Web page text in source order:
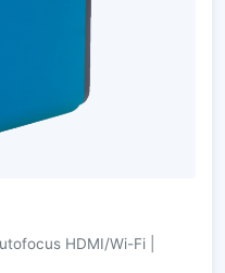
HDMI/Wi-Fi |